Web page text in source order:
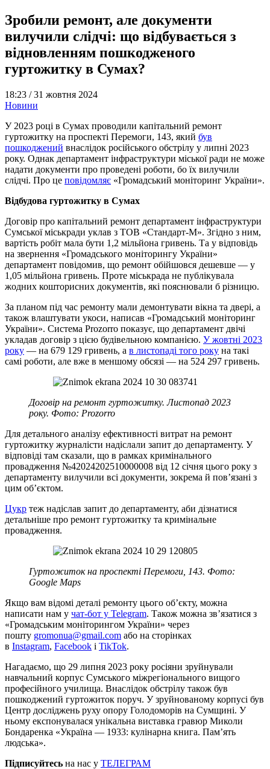
Зробили ремонт, але документи
вилучили слідчі: що відбувається з
відновленням пошкодженого
гуртожитку в Сумах?
18:23 /31 жовтня 2024
Новини
У 2023 році в Сумах проводили капітальний ремонт
гуртожитку на проспекті Перемоги, 143, який був
пошкоджений внаслідок російського обстрілу у липні 2023
року. Однак департамент інфраструктури міської ради не може
надати документи про проведені роботи, бо їх вилучили
слідчі. Про це повідомляє «Громадський моніторинг України».
Відбудова гуртожитку в Сумах
Договір про капітальний ремонт департамент інфраструктури
Сумської міськради уклав з ТОВ «Стандарт-М». Згідно з ним,
вартість робіт мала бути 1,2 мільйона гривень. Та у відповідь
на звернення «Громадського моніторингу України»
департамент повідомив, що ремонт обійшовся дешевше — у
1,05 мільйона гривень. Проте міськрада не публікувала
жодних кошторисних документів, які пояснювали б різницю.
За планом під час ремонту мали демонтувати вікна та двері, а
також влаштувати укоси, написав «Громадський моніторинг
України». Система Prozorro показує, що департамент двічі
укладав договір з цією будівельною компанією. У жовтні 2023
року — на 679 129 гривень, а в листопаді того року на такі
самі роботи, але вже в меншому обсязі — на 524 297 гривень.
Договір на ремонт гуртожитку. Листопад 2023
року. Фото: Prozorro
Для детального аналізу ефективності витрат на ремонт
гуртожитку журналісти надіслали запит до департаменту. У
відповіді там сказали, що в рамках кримінального
провадження №42024202510000008 від 12 січня цього року з
департаменту вилучили всі документи, зокрема й пов’язані з
цим об’єктом.
Цукр теж надіслав запит до департаменту, аби дізнатися
детальніше про ремонт гуртожитку та кримінальне
провадження.
Гуртожиток на проспекті Перемоги, 143. Фото:
Google Maps
Якщо вам відомі деталі ремонту цього об’єкту, можна
написати нам у чат-бот у Telegram. Також можна зв’язатися з
«Громадським моніторингом України» через
пошту gromonua@gmail.com або на сторінках
в Instagram, Facebook і TikTok.
Нагадаємо, що 29 липня 2023 року росіяни зруйнували
навчальний корпус Сумського міжрегіонального вищого
професійного училища. Внаслідок обстрілу також був
пошкоджений гуртожиток поруч. У зруйнованому корпусі був
Центр досліджень руху опору Голодоморів на Сумщині. У
ньому експонувалася унікальна виставка гравюр Миколи
Бондаренка «Україна — 1933: кулінарна книга. Пам’ять
людська».
Підписуйтесь на нас у ТЕЛЕГРАМ